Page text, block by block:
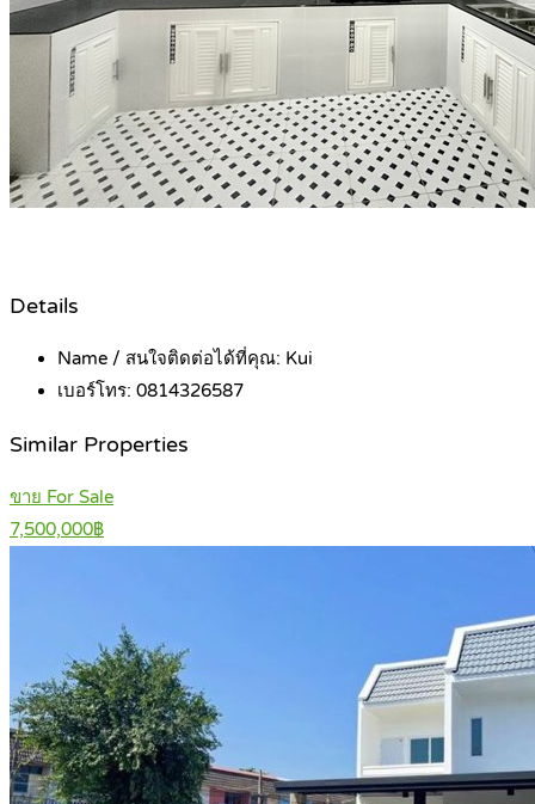
Details
Name / สนใจติดต่อได้ที่คุณ: Kui
เบอร์โทร: 0814326587
Similar Properties
ขาย For Sale
7,500,000฿